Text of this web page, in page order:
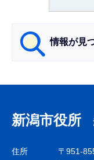
情報が見
ナ
ビ
ゲ
新潟市役所
住所
〒951-